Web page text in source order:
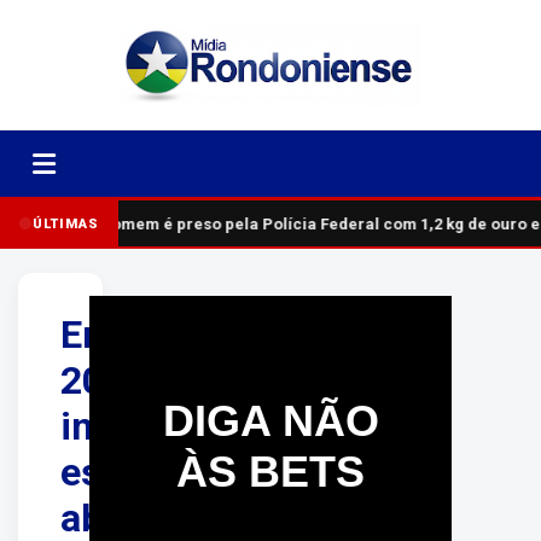
ÚLTIMAS Homem é preso pela Polícia Federal com 1,2 kg de ouro
Enem
2026:
inscrições
estão
abertas
DIGA NÃO
ÀS BETS